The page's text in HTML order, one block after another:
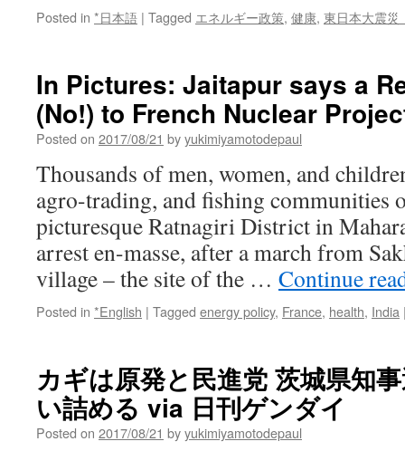
Posted in *日本語 | Tagged エネルギー政策, 健康, 東日本大震災
In Pictures: Jaitapur says a
(No!) to French Nuclear
Posted on 2017/08/21 byyukimiyamotodepaul
Thousands of men, women, and
agro-trading, and fishing communities
picturesque Ratnagiri District in
arrest en-masse, after a march from
village – the site of the … Continue
Posted in *English | Tagged energy policy, France, health, India
カギは原発と民進党 茨城県知
い詰める via 日刊ゲンダイ
Posted on 2017/08/21 byyukimiyamotodepaul